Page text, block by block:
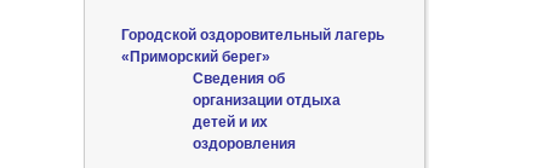
Городской оздоровительный лагерь
«Приморский берег»
Сведения об
организации отдыха
детей и их
оздоровления